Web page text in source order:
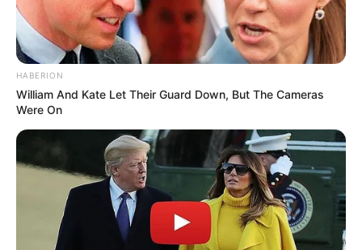
Auf einigen Seiten dieses Projektes sind Affiliate-
Angebote integriert. Wenn etwas darüber gebucht oder
gekauft wird, ist das eine Unterstützung, ohne dass sich
dadurch der Preis ändert.
HABERION
William And Kate Let Their Guard Down, But The Cameras
Were On